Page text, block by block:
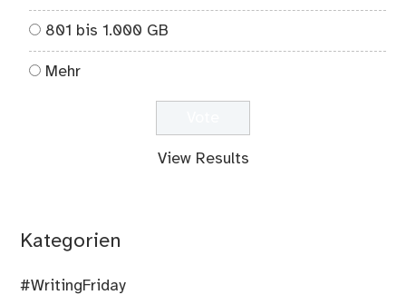
801 bis 1.000 GB
Mehr
View Results
Kategorien
#WritingFriday